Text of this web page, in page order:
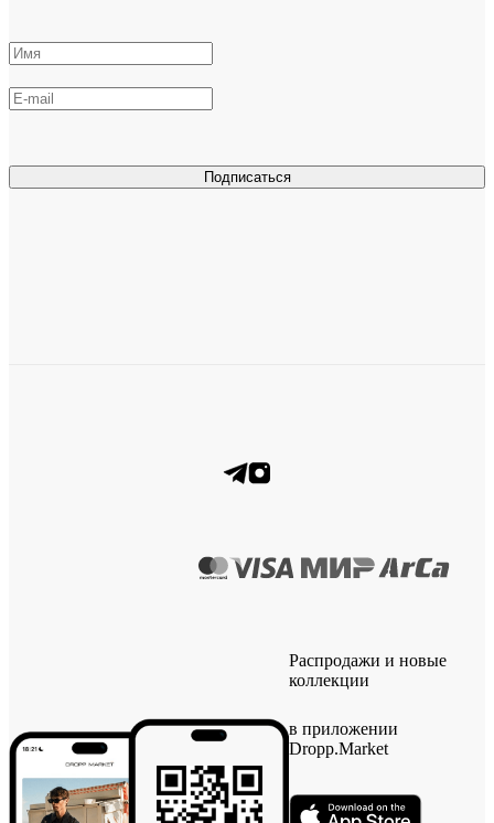
Подписаться
Распродажи и новые
коллекции
в приложении
Dropp.Market